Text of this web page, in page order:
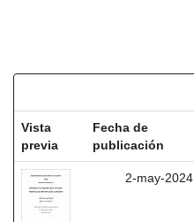
Vista
previa
Fecha de
publicación
2-may-2024